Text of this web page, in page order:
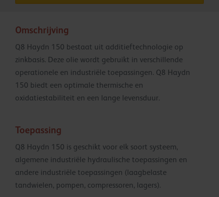
Omschrijving
Q8 Haydn 150 bestaat uit additieftechnologie op
zinkbasis. Deze olie wordt gebruikt in verschillende
operationele en industriële toepassingen. Q8 Haydn
150 biedt een optimale thermische en
oxidatiestabiliteit en een lange levensduur.
Toepassing
Q8 Haydn 150 is geschikt voor elk soort systeem,
algemene industriële hydraulische toepassingen en
andere industriële toepassingen (laagbelaste
tandwielen, pompen, compressoren, lagers).